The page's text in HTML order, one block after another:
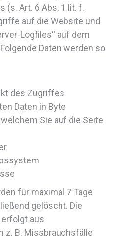
(s. Art. 6 Abs. 1 lit. f.
auf die Website und
Logfiles“ auf dem
Daten werden so
des Zugriffes
Daten in Byte
Sie auf die Seite
für maximal 7 Tage
gelöscht. Die
erfolgt aus
z. B. Missbrauchsfälle